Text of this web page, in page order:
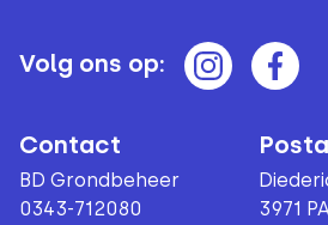
Volg ons op:
Contact
BD Grondbeheer
0343-712080
3971